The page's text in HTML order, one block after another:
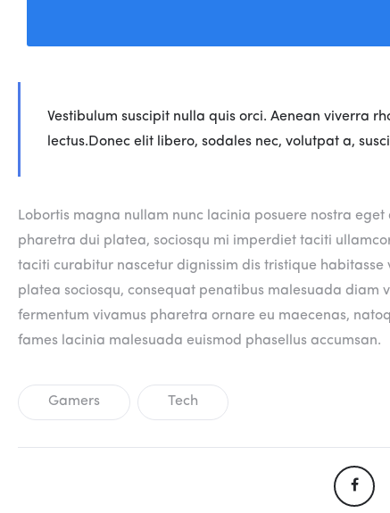
Vestibulum suscipit nulla quis orci. Aenean viverra
lectus.Donec elit libero, sodales nec, volutpat a,
Lobortis magna nullam nunc lacinia posuere nostra
pharetra dui platea, sociosqu mi imperdiet taciti
taciti curabitur nascetur dignissim dis tristique
platea sociosqu, consequat penatibus malesuada diam
fermentum vivamus pharetra ornare eu maecenas,
fames lacinia malesuada euismod phasellus accumsan.
Gamers Tech